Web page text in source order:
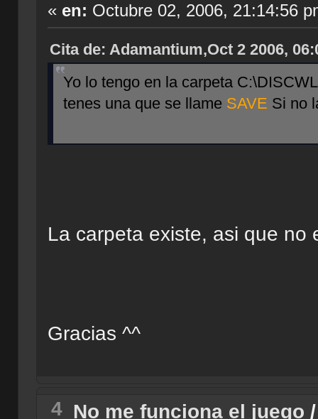
« en: Octubre 02, 2006, 21:14:56
Cita de: Adamantium,Oct 2 2006,
Yo lo tengo en la carpeta
tenes una que se llame SAVE Si no
La carpeta existe, asi que no
Gracias ^^
4 No me funciona el juego